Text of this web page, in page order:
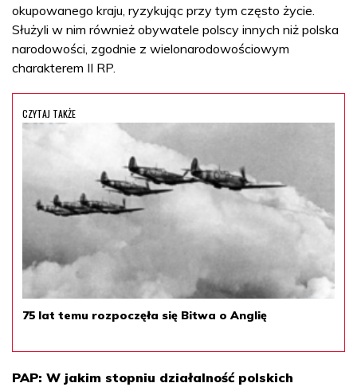
okupowanego kraju, ryzykując przy tym często życie.
Służyli w nim również obywatele polscy innych niż polska
narodowości, zgodnie z wielonarodowościowym
charakterem II RP.
CZYTAJ TAKŻE
75 lat temu rozpoczęła się Bitwa o Anglię
PAP: W jakim stopniu działalność polskich